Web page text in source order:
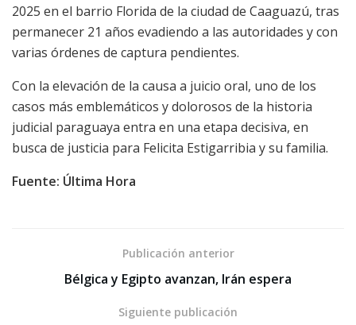
2025 en el barrio Florida de la ciudad de Caaguazú, tras
permanecer 21 años evadiendo a las autoridades y con
varias órdenes de captura pendientes.
Con la elevación de la causa a juicio oral, uno de los
casos más emblemáticos y dolorosos de la historia
judicial paraguaya entra en una etapa decisiva, en
busca de justicia para Felicita Estigarribia y su familia.
Fuente: Última Hora
Publicación anterior
Bélgica y Egipto avanzan, Irán espera
Siguiente publicación